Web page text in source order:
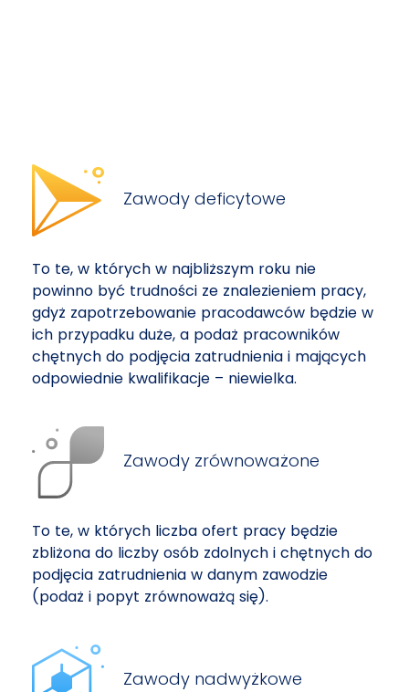
Zawody deficytowe
To te, w których w najbliższym roku nie
powinno być trudności ze znalezieniem pracy,
gdyż zapotrzebowanie pracodawców będzie w
ich przypadku duże, a podaż pracowników
chętnych do podjęcia zatrudnienia i mających
odpowiednie kwalifikacje – niewielka.
Zawody zrównoważone
To te, w których liczba ofert pracy będzie
zbliżona do liczby osób zdolnych i chętnych do
podjęcia zatrudnienia w danym zawodzie
(podaż i popyt zrównoważą się).
Zawody nadwyżkowe